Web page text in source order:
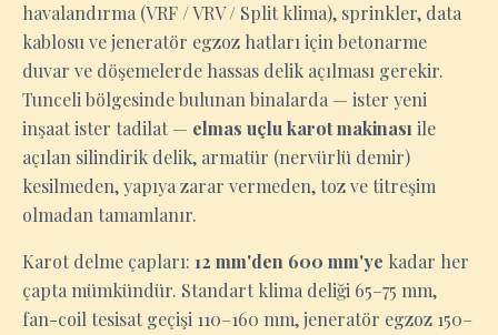
havalandırma (VRF / VRV / Split klima), sprinkler, data
kablosu ve jeneratör egzoz hatları için betonarme
duvar ve döşemelerde hassas delik açılması gerekir.
Tunceli bölgesinde bulunan binalarda — ister yeni
inşaat ister tadilat — elmas uçlu karot makinası ile
açılan silindirik delik, armatür (nervürlü demir)
kesilmeden, yapıya zarar vermeden, toz ve titreşim
olmadan tamamlanır.
Karot delme çapları: 12 mm'den 600 mm'ye kadar her
çapta mümkündür. Standart klima deliği 65–75 mm,
fan-coil tesisat geçişi 110–160 mm, jeneratör egzoz 150–